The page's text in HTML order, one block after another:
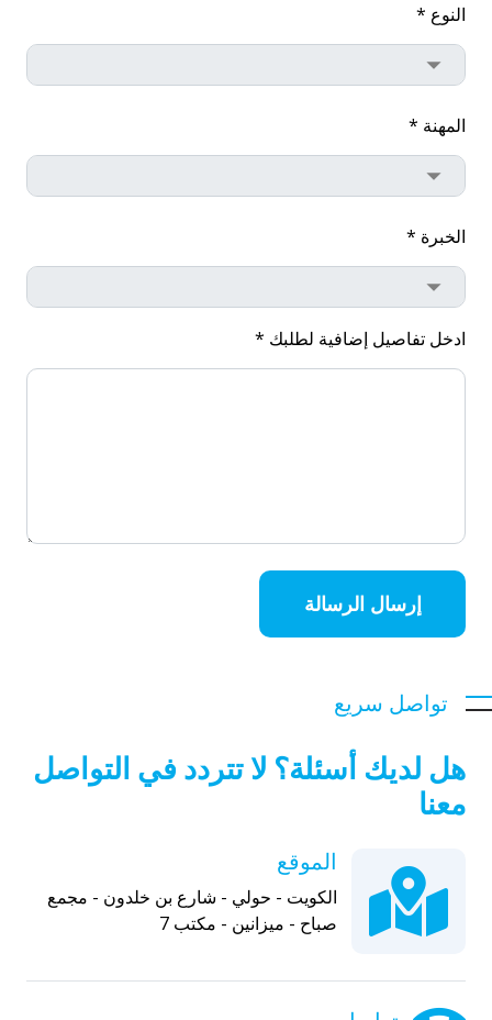
النوع *
المهنة *
الخبرة *
ادخل تفاصيل إضافية لطلبك *
إرسال الرسالة
تواصل سريع
هل لديك أسئلة؟ لا تتردد في التواصل
معنا
الموقع
الكويت - حولي - شارع بن خلدون - مجمع
صباح - ميزانين - مكتب 7